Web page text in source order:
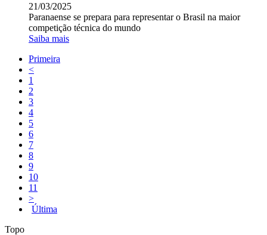
21/03/2025
Paranaense se prepara para representar o Brasil na maior
competição técnica do mundo
Saiba mais
Primeira
<
1
2
3
4
5
6
7
8
9
10
11
>
Última
Topo